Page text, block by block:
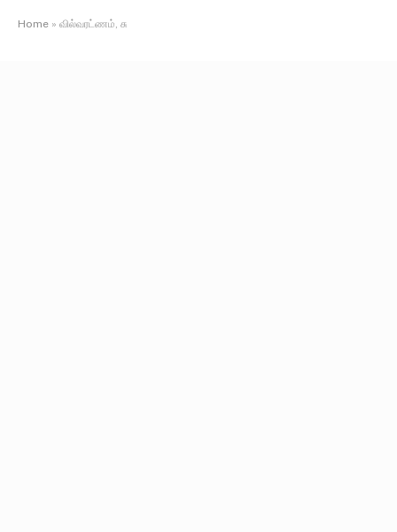
Home » வில்வரட்ணம், சு